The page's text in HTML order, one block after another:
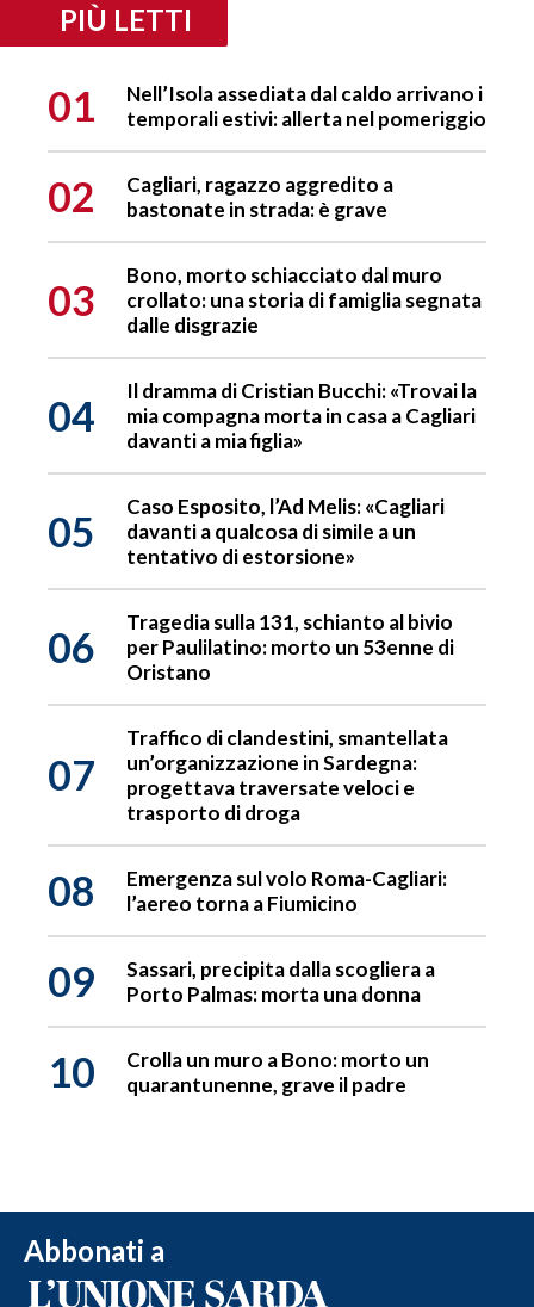
PIÙ LETTI
01
Nell’Isola assediata dal caldo arrivano i
temporali estivi: allerta nel pomeriggio
02
Cagliari, ragazzo aggredito a
bastonate in strada: è grave
03
Bono, morto schiacciato dal muro
crollato: una storia di famiglia segnata
dalle disgrazie
04
Il dramma di Cristian Bucchi: «Trovai la
mia compagna morta in casa a Cagliari
davanti a mia figlia»
05
Caso Esposito, l’Ad Melis: «Cagliari
davanti a qualcosa di simile a un
tentativo di estorsione»
06
Tragedia sulla 131, schianto al bivio
per Paulilatino: morto un 53enne di
Oristano
07
Traffico di clandestini, smantellata
un’organizzazione in Sardegna:
progettava traversate veloci e
trasporto di droga
08
Emergenza sul volo Roma-Cagliari:
l’aereo torna a Fiumicino
09
Sassari, precipita dalla scogliera a
Porto Palmas: morta una donna
10
Crolla un muro a Bono: morto un
quarantunenne, grave il padre
Abbonati a